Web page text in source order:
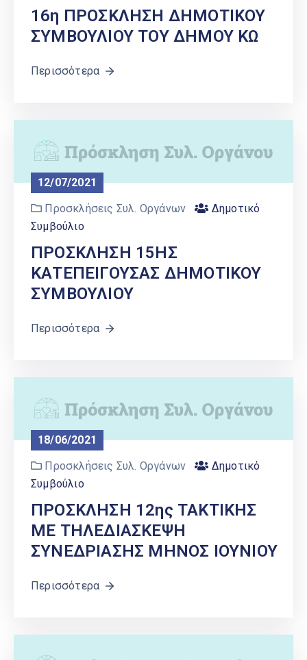
16η ΠΡΟΣΚΛΗΣΗ ΔΗΜΟΤΙΚΟΥ
ΣΥΜΒΟΥΛΙΟΥ ΤΟΥ ΔΗΜΟΥ ΚΩ
Περισσότερα
12/07/2021
Προσκλήσεις Συλ. Οργάνων
Δημοτικό
Συμβούλιο
ΠΡΟΣΚΛΗΣΗ 15ΗΣ
ΚΑΤΕΠΕΙΓΟΥΣΑΣ ΔΗΜΟΤΙΚΟΥ
ΣΥΜΒΟΥΛΙΟΥ
Περισσότερα
18/06/2021
Προσκλήσεις Συλ. Οργάνων
Δημοτικό
Συμβούλιο
ΠΡΟΣΚΛΗΣΗ 12ης ΤΑΚΤΙΚΗΣ
ΜΕ ΤΗΛΕΔΙΑΣΚΕΨΗ
ΣΥΝΕΔΡΙΑΣΗΣ ΜΗΝΟΣ ΙΟΥΝΙΟΥ
Περισσότερα